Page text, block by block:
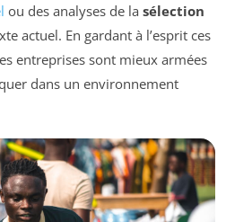
ou des analyses de la sélection
actuel. En gardant à l’esprit ces
entreprises sont mieux armées
dans un environnement